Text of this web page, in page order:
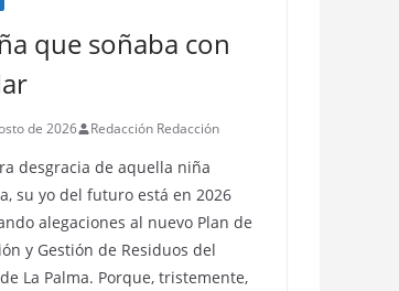
que soñaba con
de 2026 Redacción Redacción
desgracia de aquella niña
su yo del futuro está en 2026
alegaciones al nuevo Plan de
y Gestión de Residuos del
La Palma. Porque, tristemente,